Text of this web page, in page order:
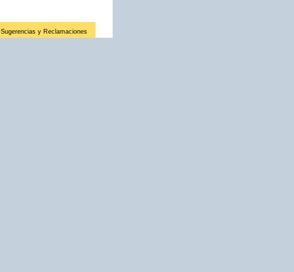
Sugerencias y Reclamaciones